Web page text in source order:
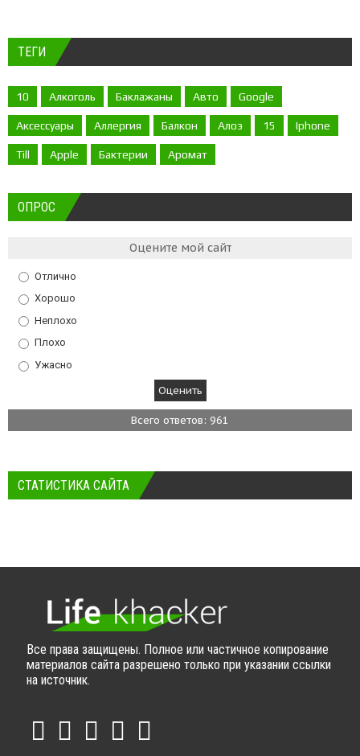
ТЕГИ
10 Алкоголь Баклажаны Авто Google
Аксессуары Аллергия Балкон Алоэ 15 Iphone
Till Apple Бактерии Аромат
ОПРОС
Оцените мой сайт
Отлично
Хорошо
Неплохо
Плохо
Ужасно
Всего ответов: 961
СТАТИСТИКА САЙТА
Все права защищены. Полное или частичное копирование
материалов сайта разрешено только при указании ссылки
на источник.